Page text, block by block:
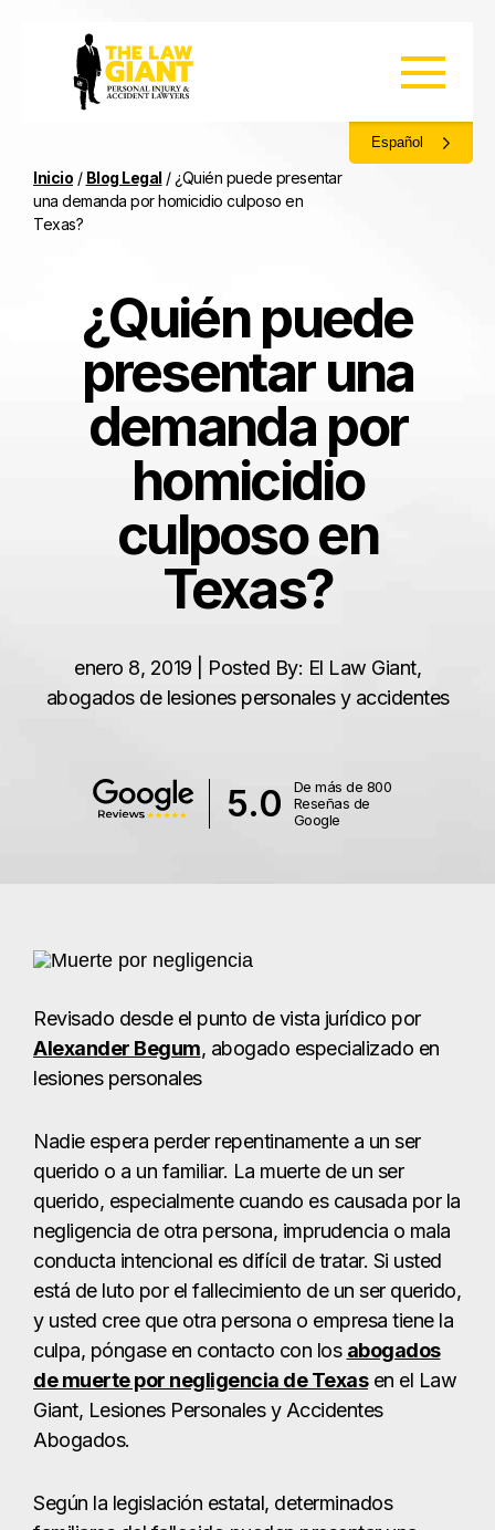
Español
Inicio / Blog Legal / ¿Quién puede presentar
una demanda por homicidio culposo en
Texas?
5.0
De más de 800
Reseñas de
Google
¿Quién puede
presentar una
demanda por
homicidio
culposo en
Texas?
enero 8, 2019 | Posted By: El Law Giant,
abogados de lesiones personales y accidentes
Revisado desde el punto de vista jurídico por
Alexander Begum, abogado especializado en
lesiones personales
Nadie espera perder repentinamente a un ser
querido o a un familiar. La muerte de un ser
querido, especialmente cuando es causada por la
negligencia de otra persona, imprudencia o mala
conducta intencional es difícil de tratar. Si usted
está de luto por el fallecimiento de un ser querido,
y usted cree que otra persona o empresa tiene la
culpa, póngase en contacto con los abogados
de muerte por negligencia de Texasen el Law
Giant, Lesiones Personales y Accidentes
Abogados.
Según la legislación estatal, determinados